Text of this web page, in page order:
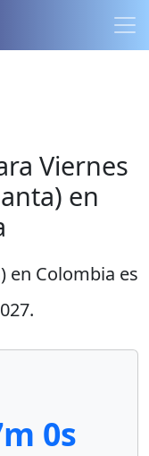
Viernes
en
en Colombia es
.
59s